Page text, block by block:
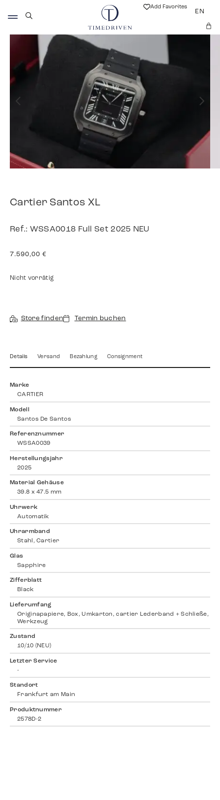
Add Favorites
EN
Cartier Santos XL
Ref.: WSSA0018 Full Set 2025 NEU
7.590,00 €
Nicht vorrätig
Store finden Termin buchen
Details Versand Bezahlung Consignment
Marke
CARTIER
Modell
Santos De Santos
Referenznummer
WSSA0039
Herstellungsjahr
2025
Material Gehäuse
39.8 x 47.5 mm
Uhrwerk
Automatik
Uhrarmband
Stahl, Cartier
Glas
Sapphire
Zifferblatt
Black
Lieferumfang
Originapapiere, Box, Umkarton, cartier Lederband + Schließe,
Werkzeug
Zustand
10/10 (NEU)
Letzter Service
-
Standort
Frankfurt am Main
Produktnummer
2578D-2